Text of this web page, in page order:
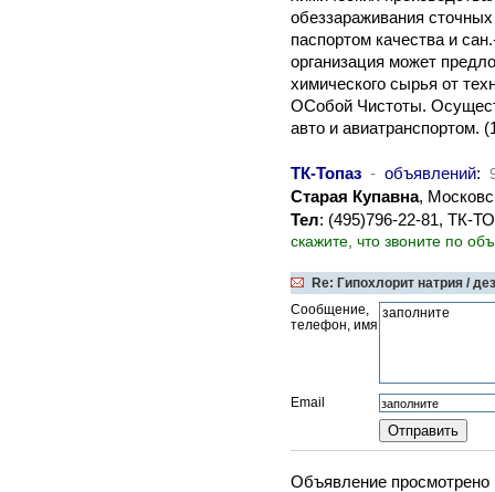
обеззараживания
паспортом качества и
организация может
химического сырья от
ОСобой Чистоты.
авто и авиатранспортом.
ТК-Топаз - объявлений:
Старая Купавна,
Тел: (495)796-22-81, ТК-
скажите, что звоните по
Re: Гипохлорит натрия /
Сообщение,
телефон, имя
Email
Объявление просмотрено